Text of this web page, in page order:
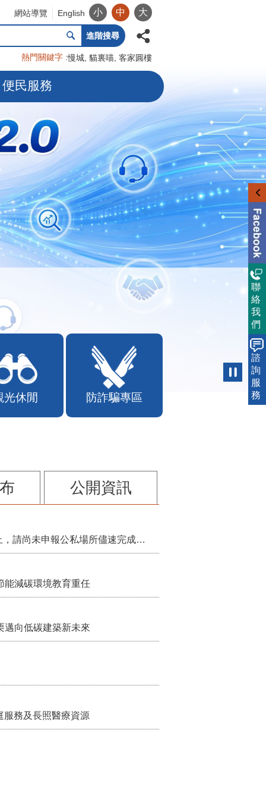
網站導覽 English 小 中 大
進階搜尋
熱門關鍵字 慢城 貓裏喵 客家圓樓
便民服務
光休閒 防詐騙專區
公開資訊
115年第2季固定源空污費申報已於7月底截止，請尚未申報公私場所儘速完成申繳，以免面臨滯納金及罰鍰!
減碳環境教育重任
向低碳建築新未來
服務及長照醫療資源
聯
絡
我
們
諮
詢
服
務